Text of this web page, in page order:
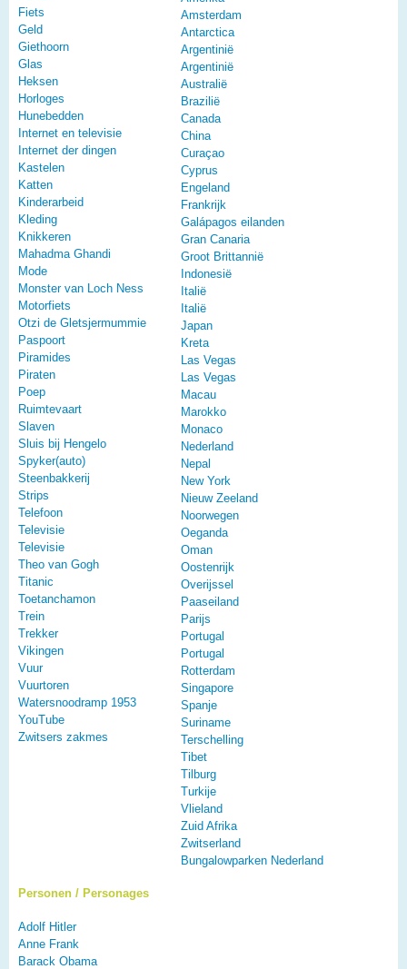
Fiets
Geld
Giethoorn
Glas
Heksen
Horloges
Hunebedden
Internet en televisie
Internet der dingen
Kastelen
Katten
Kinderarbeid
Kleding
Knikkeren
Mahadma Ghandi
Mode
Monster van Loch Ness
Motorfiets
Otzi de Gletsjermummie
Paspoort
Piramides
Piraten
Poep
Ruimtevaart
Slaven
Sluis bij Hengelo
Spyker(auto)
Steenbakkerij
Strips
Telefoon
Televisie
Televisie
Theo van Gogh
Titanic
Toetanchamon
Trein
Trekker
Vikingen
Vuur
Vuurtoren
Watersnoodramp 1953
YouTube
Zwitsers zakmes
Amsterdam
Antarctica
Argentinië
Argentinië
Australië
Brazilië
Canada
China
Curaçao
Cyprus
Engeland
Frankrijk
Galápagos eilanden
Gran Canaria
Groot Brittannië
Indonesië
Italië
Italië
Japan
Kreta
Las Vegas
Las Vegas
Macau
Marokko
Monaco
Nederland
Nepal
New York
Nieuw Zeeland
Noorwegen
Oeganda
Oman
Oostenrijk
Overijssel
Paaseiland
Parijs
Portugal
Portugal
Rotterdam
Singapore
Spanje
Suriname
Terschelling
Tibet
Tilburg
Turkije
Vlieland
Zuid Afrika
Zwitserland
Bungalowparken Nederland
Personen / Personages
Adolf Hitler
Anne Frank
Barack Obama